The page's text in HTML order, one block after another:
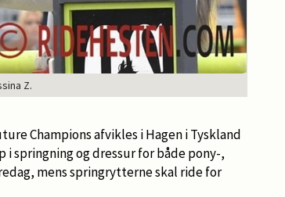
Z.
Champions afvikles i Hagen i Tyskland
i springning og dressur for både pony-,
mens springrytterne skal ride for